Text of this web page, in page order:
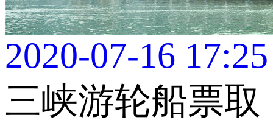
2020-07-16 17:25
三峡游轮船票取